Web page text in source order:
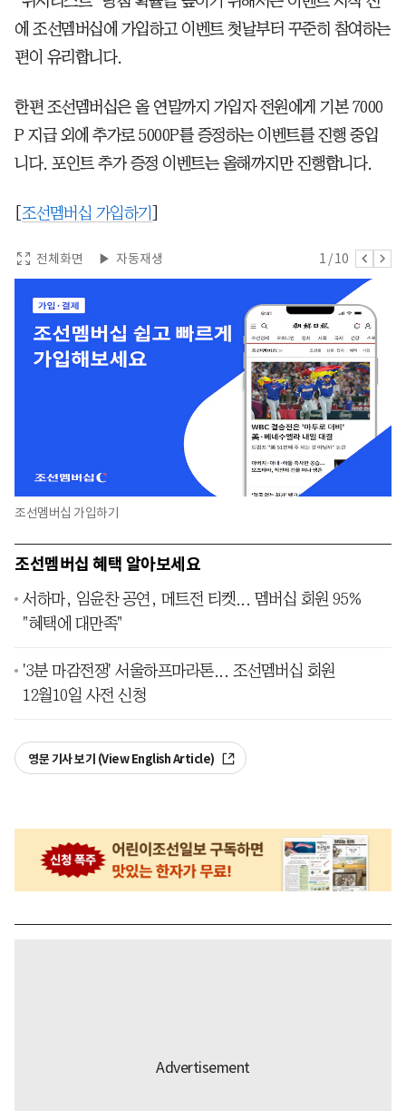
에 조선멤버십에 가입하고 이벤트 첫날부터 꾸준히 참여하는
편이 유리합니다.
한편 조선멤버십은 올 연말까지 가입자 전원에게 기본 7000
P 지급 외에 추가로 5000P를 증정하는 이벤트를 진행 중입
니다. 포인트 추가 증정 이벤트는 올해까지만 진행합니다.
조선멤버십 가입하기
전체화면 자동재생 1 /10
조선멤버십 가입하기
조선멤버십 혜택 알아보세요
서하마, 임윤찬 공연, 메트전 티켓... 멤버십 회원 95%
"혜택에 대만족"
'3분 마감전쟁' 서울하프마라톤... 조선멤버십 회원
12월10일 사전 신청
영문 기사 보기 (View English Article)